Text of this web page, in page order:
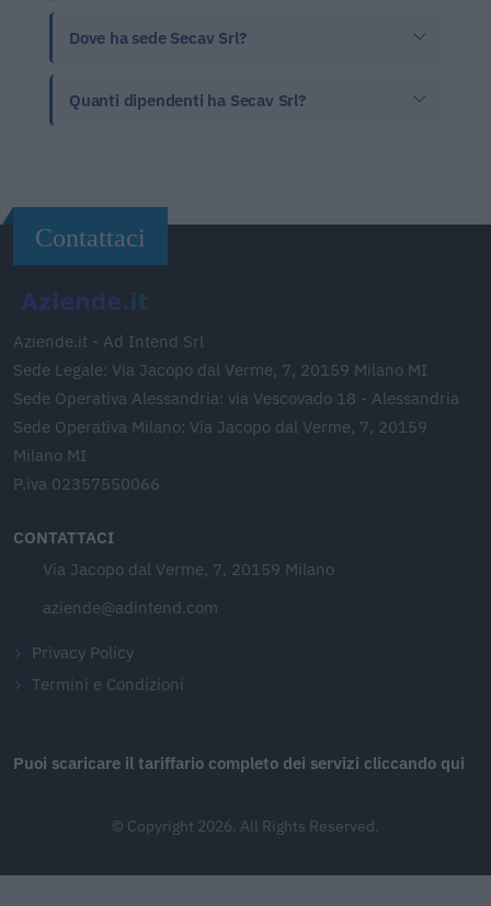
Dove ha sede Secav Srl?
Quanti dipendenti ha Secav Srl?
Contattaci
Aziende.it - Ad Intend Srl
Sede Legale: Via Jacopo dal Verme, 7, 20159 Milano MI
Sede Operativa Alessandria: via Vescovado 18 - Alessandria
Sede Operativa Milano: Via Jacopo dal Verme, 7, 20159
Milano MI
P.iva 02357550066
CONTATTACI
Via Jacopo dal Verme, 7, 20159 Milano
aziende@adintend.com
Privacy Policy
Termini e Condizioni
Puoi scaricare il tariffario completo dei servizi cliccando qui
© Copyright 2026. All Rights Reserved.